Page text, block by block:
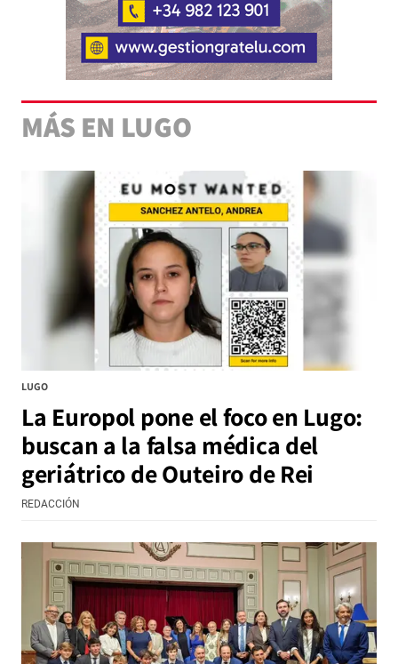
MÁS EN LUGO
LUGO
La Europol pone el foco en Lugo:
buscan a la falsa médica del
geriátrico de Outeiro de Rei
REDACCIÓN